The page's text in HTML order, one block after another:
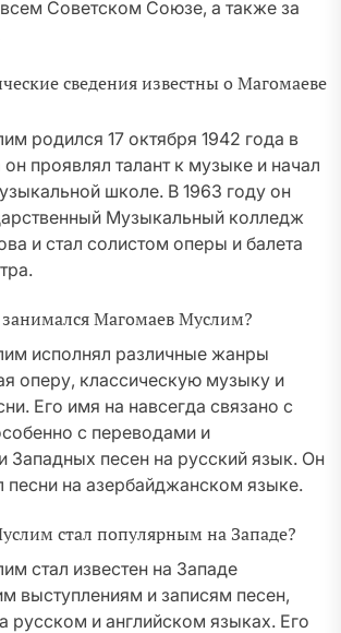
Советском Союзе, а также за
сведения известны о Магомаеве
родился 17 октября 1942 года в
он проявлял талант к музыке и начал
школе. В 1963 году он
Музыкальный колледж
и стал солистом оперы и балета
Магомаев Муслим?
исполнял различные жанры
оперу, классическую музыку и
Его имя на навсегда связано с
с переводами и
Западных песен на русский язык. Он
песни на азербайджанском языке.
стал популярным на Западе?
стал известен на Западе
выступлениям и записям песен,
русском и английском языках. Его